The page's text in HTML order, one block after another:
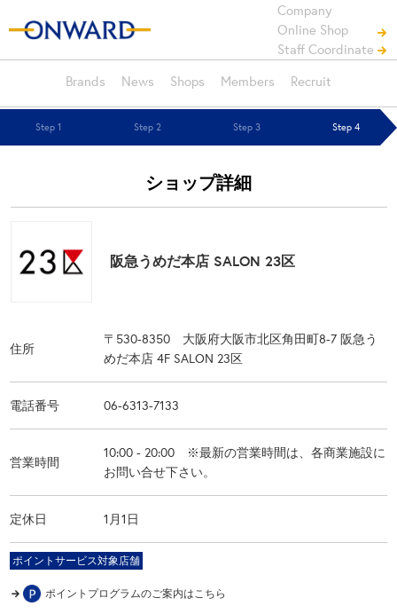
Company
Online Shop
Staff Coordinate
Brands
News Shops Members Recruit
Step 1 Step 2 Step 3 Step 4
ショップ詳細
阪急うめだ本店 SALON 23区
住所
〒530-8350 大阪府大阪市北区角田町8-7 阪急う
めだ本店 4F SALON 23区
電話番号 06-6313-7133
営業時間
10:00 - 20:00 ※最新の営業時間は、各商業施設に
お問い合せ下さい。
定休日 1月1日
ポイントサービス対象店舗
ポイントプログラムのご案内はこちら